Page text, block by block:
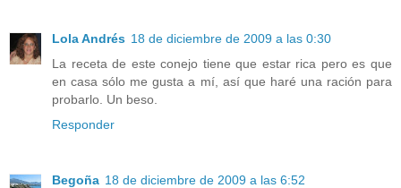
Lola Andrés 18 de diciembre de 2009 a las 0:30
La receta de este conejo tiene que estar rica pero es que
en casa sólo me gusta a mí, así que haré una ración para
probarlo. Un beso.
Responder
Begoña 18 de diciembre de 2009 a las 6:52